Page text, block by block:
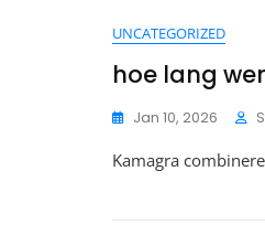
UNCATEGORIZED
hoe lang
Jan 10, 2026
Kamagra